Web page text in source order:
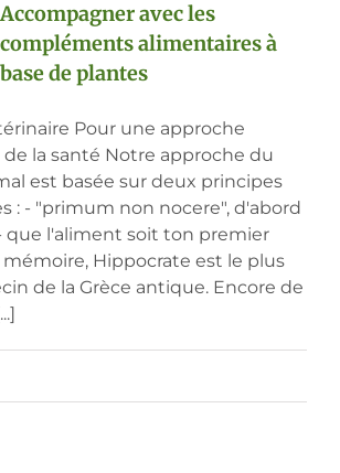
Accompagner avec les
compléments alimentaires à
base de plantes
Pour une approche
la santé Notre approche du
est basée sur deux principes
: - "primum non nocere", d'abord
que l'aliment soit ton premier
Hippocrate est le plus
de la Grèce antique. Encore de